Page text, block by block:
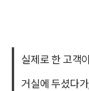
실제로 한 고객
거실에 두셨다